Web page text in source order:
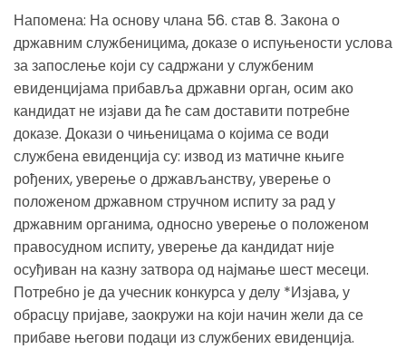
Напомена: На основу члана 56. став 8. Закона о
државним службеницима, доказе о испуњености услова
за запослење који су садржани у службеним
евиденцијама прибавља државни орган, осим ако
кандидат не изјави да ће сам доставити потребне
доказе. Докази о чињеницама о којима се води
службена евиденција су: извод из матичне књиге
рођених, уверење о држављанству, уверење о
положеном државном стручном испиту за рад у
државним органима, односно уверење о положеном
правосудном испиту, уверење да кандидат није
осуђиван на казну затвора од најмање шест месеци.
Потребно је да учесник конкурса у делу *Изјава, у
обрасцу пријаве, заокружи на који начин жели да се
прибаве његови подаци из службених евиденција.